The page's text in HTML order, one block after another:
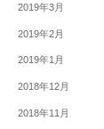
2019年3月
2019年2月
2019年1月
2018年12月
2018年11月